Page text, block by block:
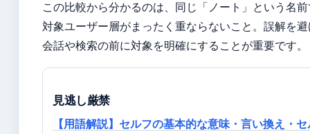
この比較から分かるのは、同じ「ノート」という名
対象ユーザー層がまったく重ならないこと。誤解を
会話や検索の前に対象を明確にすることが重要です。
見逃し厳禁
【用語解説】セルフの基本的な意味・言い換え・セ